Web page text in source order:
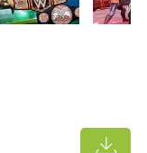
及每月赛事。
技量表，最终释放野
也会被逆转！
对战模式中挑战你的
的队伍，体验下一个